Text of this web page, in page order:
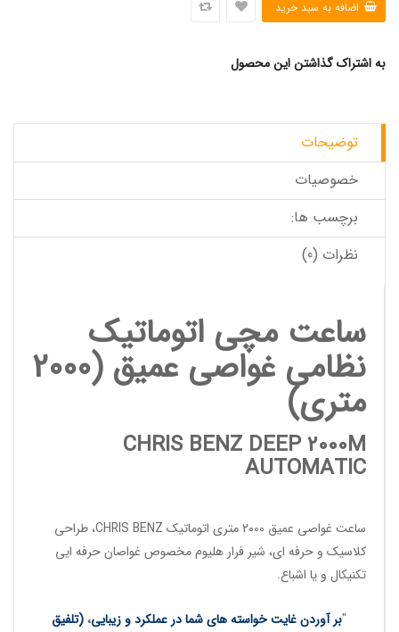
به اشتراک گذاشتن این محصول
توضیحات
خصوصیات
برچسب ها:
نظرات (0)
ساعت مچی اتوماتیک
نظامی غواصی عمیق (2000
متری)
CHRIS BENZ DEEP 2000M
AUTOMATIC
ساعت غواصی عمیق CHRIS BENZ، طراحی
کلاسیک و حرفه ای، شیر فرار هلیوم مخصوص غواصان حرفه ایی
تکنیکال و یا اشباع.
"بر آوردن غایت خواسته های شما در عملکرد و زیبایی، (تلفیق